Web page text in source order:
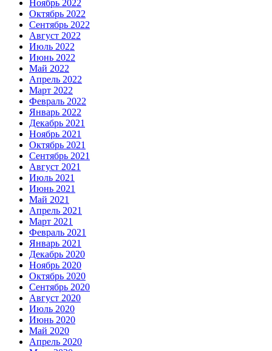
Ноябрь 2022
Октябрь 2022
Сентябрь 2022
Август 2022
Июль 2022
Июнь 2022
Май 2022
Апрель 2022
Март 2022
Февраль 2022
Январь 2022
Декабрь 2021
Ноябрь 2021
Октябрь 2021
Сентябрь 2021
Август 2021
Июль 2021
Июнь 2021
Май 2021
Апрель 2021
Март 2021
Февраль 2021
Январь 2021
Декабрь 2020
Ноябрь 2020
Октябрь 2020
Сентябрь 2020
Август 2020
Июль 2020
Июнь 2020
Май 2020
Апрель 2020